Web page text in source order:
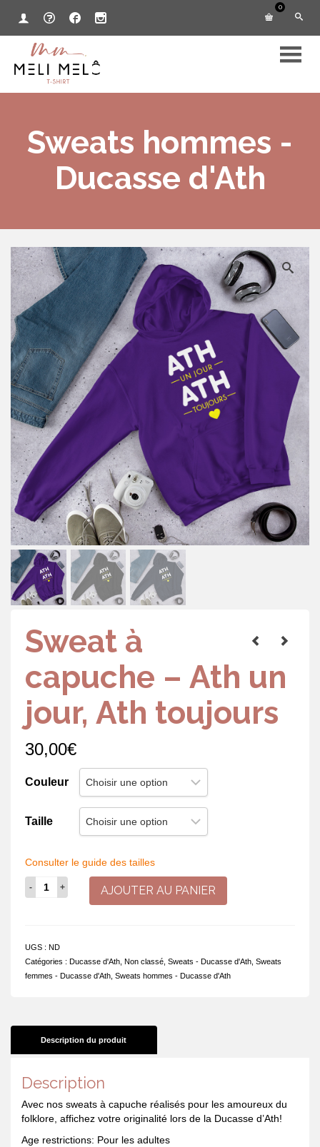
0
Sweats hommes -
Ducasse d'Ath
Sweat à
capuche – Ath un
jour, Ath toujours
30,00€
Couleur
Taille
Consulter le guide des tailles
quantité
de
-
Ath
un
toujours
AJOUTER AU PANIER
UGS : ND
Catégories : Ducasse d'Ath Non classé Sweats - Ducasse d'Ath Sweats
femmes - Ducasse d'Ath Sweats hommes - Ducasse d'Ath
Description du produit
Description
Avec nos sweats à capuche réalisés pour les amoureux du
folklore, affichez votre originalité lors de la Ducasse d’Ath!
Age restrictions: Pour les adultes